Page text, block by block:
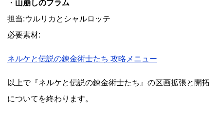
・ 山崩しのフラム
担当:ウルリカとシャルロッテ
必要素材:
ネルケと伝説の錬金術士たち 攻略メニュー
以上で『ネルケと伝説の錬金術士たち』の区画拡張と開拓
についてを終わります。